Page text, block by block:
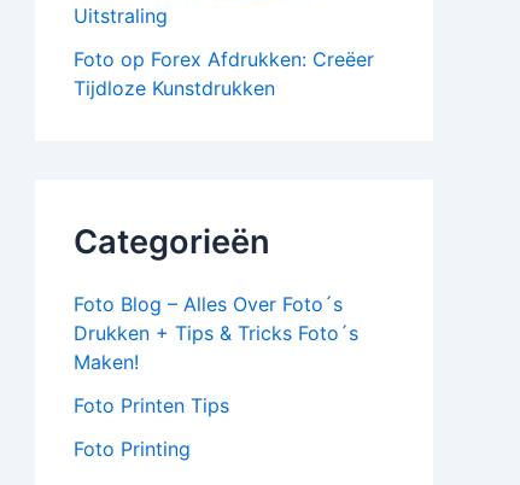
Uitstraling
Foto op Forex Afdrukken: Creëer
Tijdloze Kunstdrukken
Categorieën
Foto Blog – Alles Over Foto´s
Drukken + Tips & Tricks Foto´s
Maken!
Foto Printen Tips
Foto Printing